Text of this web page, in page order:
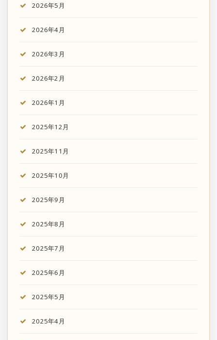
2026年5月
2026年4月
2026年3月
2026年2月
2026年1月
2025年12月
2025年11月
2025年10月
2025年9月
2025年8月
2025年7月
2025年6月
2025年5月
2025年4月